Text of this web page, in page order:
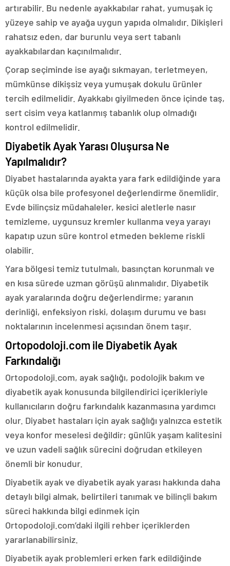
artırabilir. Bu nedenle ayakkabılar rahat, yumuşak iç
yüzeye sahip ve ayağa uygun yapıda olmalıdır. Dikişleri
rahatsız eden, dar burunlu veya sert tabanlı
ayakkabılardan kaçınılmalıdır.
Çorap seçiminde ise ayağı sıkmayan, terletmeyen,
mümkünse dikişsiz veya yumuşak dokulu ürünler
tercih edilmelidir. Ayakkabı giyilmeden önce içinde taş,
sert cisim veya katlanmış tabanlık olup olmadığı
kontrol edilmelidir.
Diyabetik Ayak Yarası Oluşursa Ne
Yapılmalıdır?
Diyabet hastalarında ayakta yara fark edildiğinde yara
küçük olsa bile profesyonel değerlendirme önemlidir.
Evde bilinçsiz müdahaleler, kesici aletlerle nasır
temizleme, uygunsuz kremler kullanma veya yarayı
kapatıp uzun süre kontrol etmeden bekleme riskli
olabilir.
Yara bölgesi temiz tutulmalı, basınçtan korunmalı ve
en kısa sürede uzman görüşü alınmalıdır. Diyabetik
ayak yaralarında doğru değerlendirme; yaranın
derinliği, enfeksiyon riski, dolaşım durumu ve bası
noktalarının incelenmesi açısından önem taşır.
Ortopodoloji.com ile Diyabetik Ayak
Farkındalığı
Ortopodoloji.com, ayak sağlığı, podolojik bakım ve
diyabetik ayak konusunda bilgilendirici içerikleriyle
kullanıcıların doğru farkındalık kazanmasına yardımcı
olur. Diyabet hastaları için ayak sağlığı yalnızca estetik
veya konfor meselesi değildir; günlük yaşam kalitesini
ve uzun vadeli sağlık sürecini doğrudan etkileyen
önemli bir konudur.
Diyabetik ayak ve diyabetik ayak yarası hakkında daha
detaylı bilgi almak, belirtileri tanımak ve bilinçli bakım
süreci hakkında bilgi edinmek için
Ortopodoloji.com’daki ilgili rehber içeriklerden
yararlanabilirsiniz.
Diyabetik ayak problemleri erken fark edildiğinde